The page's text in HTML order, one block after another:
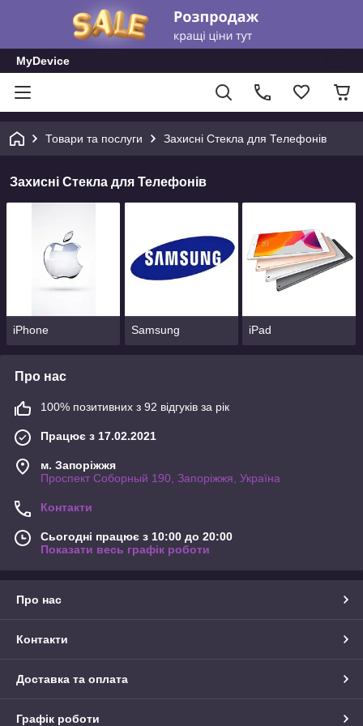
MyDevice
Товари та послуги Захисні Стекла для Телефонів
Захисні Стекла для Телефонів
iPhone Samsung iPad
Про нас
100% позитивних з 92 відгуків за рік
Працює з 17.02.2021
м. Запоріжжя
Проспект Соборный 190, Запоріжжя, Україна
Контакти
Сьогодні працює з 10:00 до 20:00
Показати весь графік роботи
Про нас
Контакти
Доставка та оплата
Графік роботи